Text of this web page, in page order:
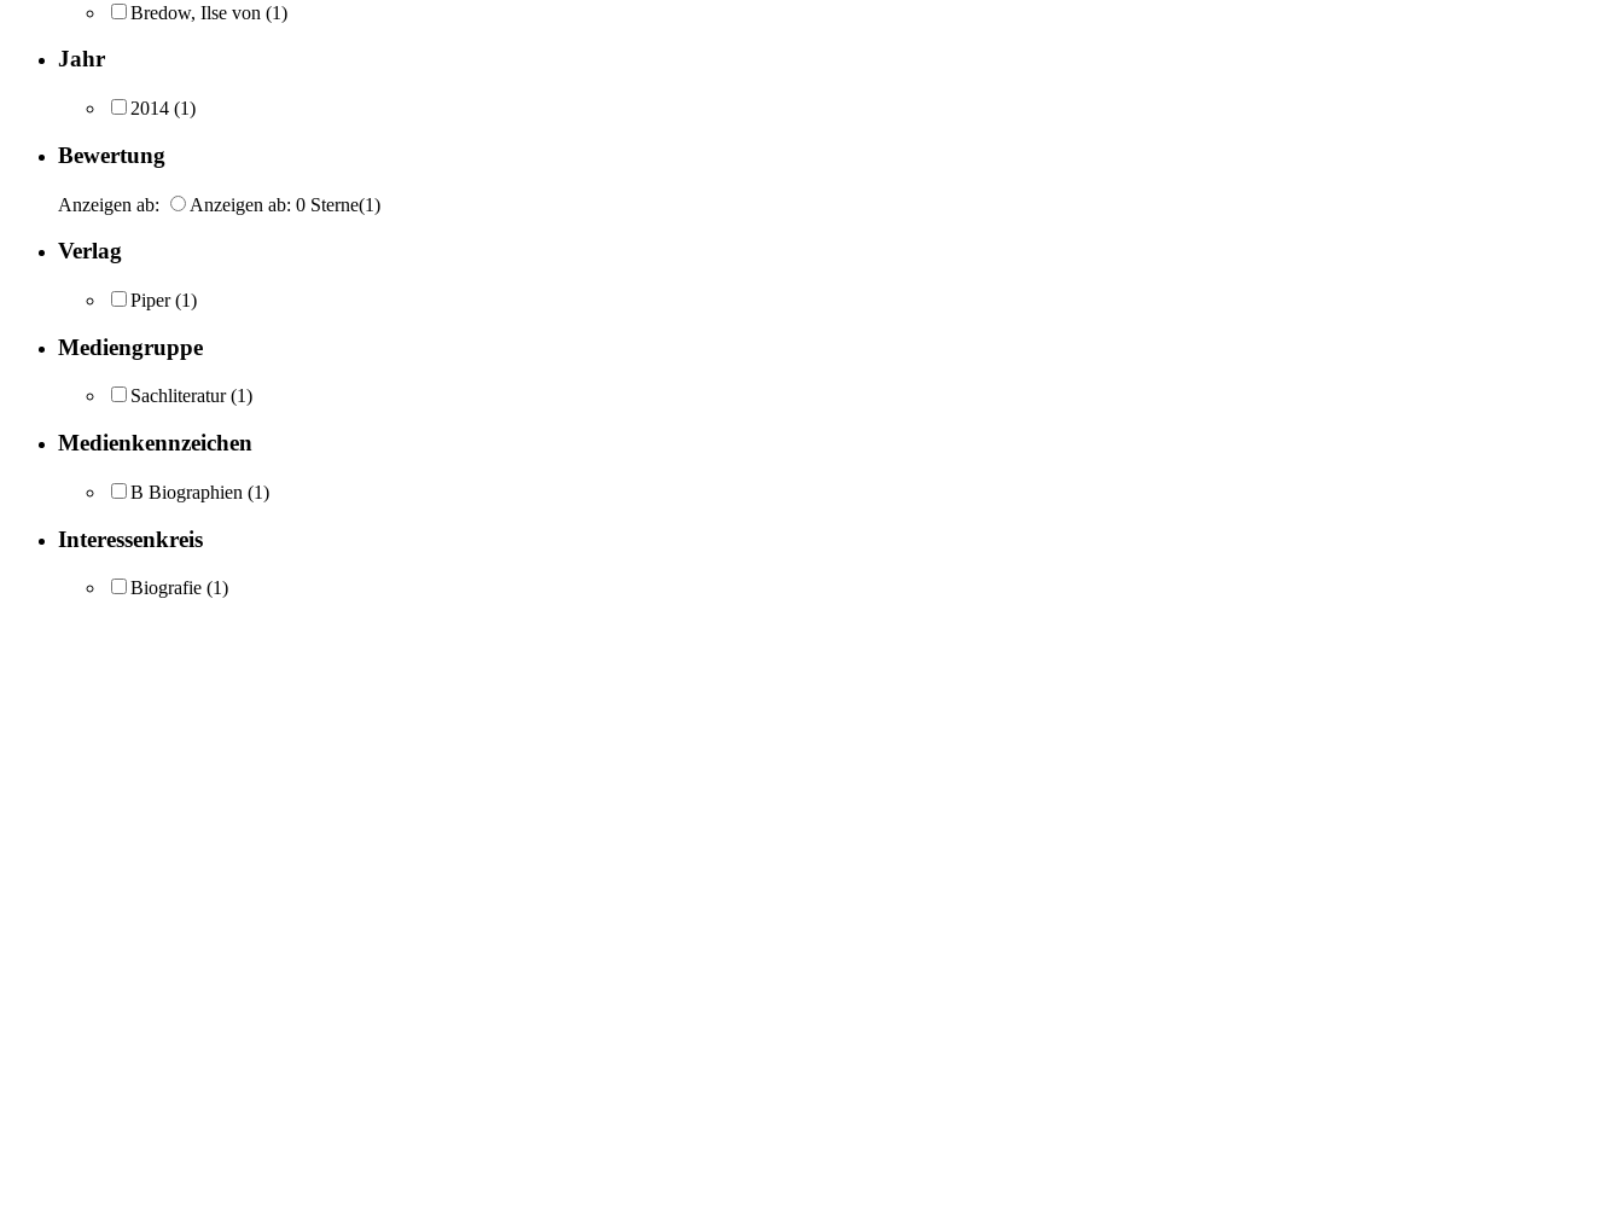
Bredow, Ilse von (1)
Jahr
2014 (1)
Bewertung
Anzeigen ab: Anzeigen ab: 0 Sterne(1)
Verlag
Piper (1)
Mediengruppe
Sachliteratur (1)
Medienkennzeichen
B Biographien (1)
Interessenkreis
Biografie (1)